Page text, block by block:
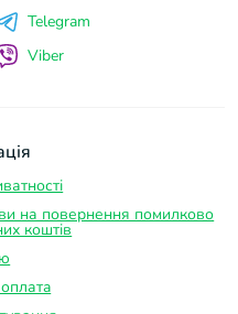
на повернення помилково
коштів
Telegram
Viber